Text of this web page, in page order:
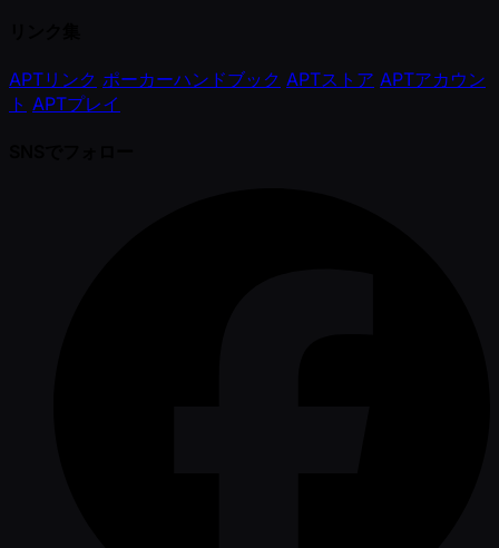
APTリンク ポーカーハンドブック APTストア APTアカウン
ト APTプレイ